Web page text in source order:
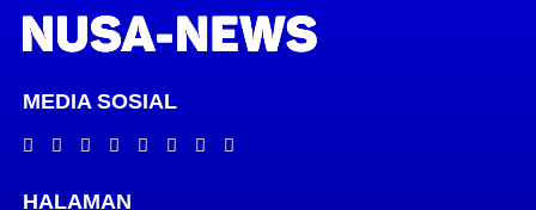
MEDIA SOSIAL
HALAMAN